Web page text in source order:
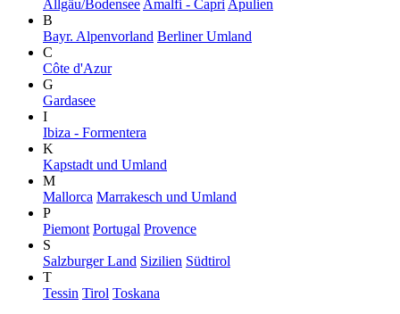
Allgäu/Bodensee Amalfi - Capri Apulien
B
Bayr. Alpenvorland Berliner Umland
C
Côte d'Azur
G
Gardasee
I
Ibiza - Formentera
K
Kapstadt und Umland
M
Mallorca Marrakesch und Umland
P
Piemont Portugal Provence
S
Salzburger Land Sizilien Südtirol
T
Tessin Tirol Toskana